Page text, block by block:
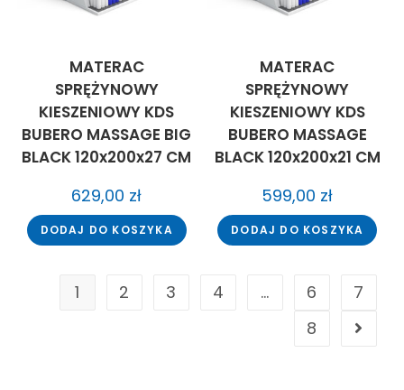
MATERAC
SPRĘŻYNOWY
KIESZENIOWY KDS
BUBERO MASSAGE BIG
BLACK 120x200x27 CM
629,00 zł
DODAJ DO KOSZYKA
MATERAC
SPRĘŻYNOWY
KIESZENIOWY KDS
BUBERO MASSAGE
BLACK 120x200x21 CM
599,00 zł
DODAJ DO KOSZYKA
1 2 3 4 … 6
7
8